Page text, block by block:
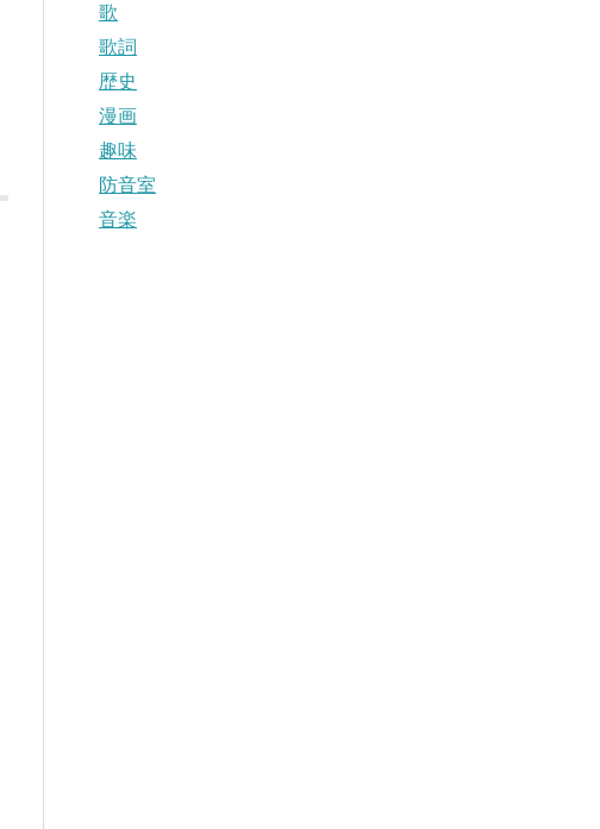
歌
歌詞
歴史
漫画
趣味
防音室
音楽